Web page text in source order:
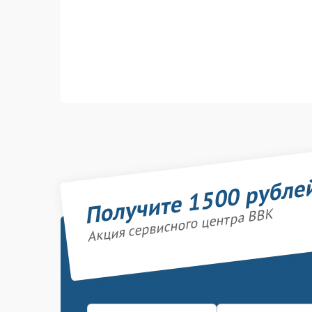
Получите 1500
Акция сервисного центра BBK